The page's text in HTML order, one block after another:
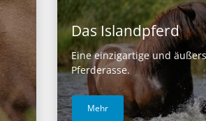
Das Islandpferd
Eine einzigartige und
Pferderasse.
Mehr